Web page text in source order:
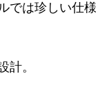
では珍しい仕
計。